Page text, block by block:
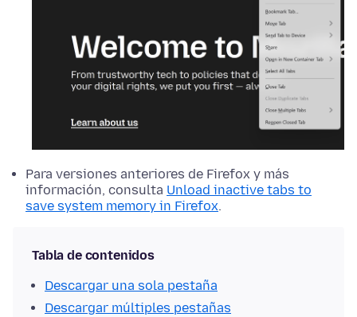
Para versiones anteriores de Firefox y más
información, consulta Unload inactive tabs to
save system memory in Firefox.
Tabla de contenidos
Descargar una sola pestaña
Descargar múltiples pestañas